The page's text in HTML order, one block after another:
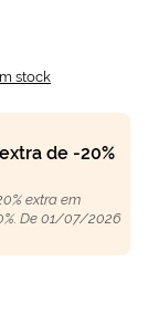
stock
de -20%
extra em
De 01/07/2026